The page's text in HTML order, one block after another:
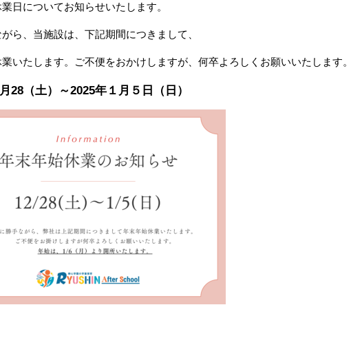
日についてお知らせいたします。
ら、当施設は、下記期間につきまして、
いたします。ご不便をおかけしますが、何卒よろしくお願いいたします。
28（土）～2025年１月５日（日）